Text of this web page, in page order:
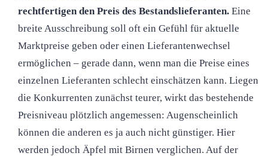
rechtfertigen den Preis des Bestandslieferanten. Eine
breite Ausschreibung soll oft ein Gefühl für aktuelle
Marktpreise geben oder einen Lieferantenwechsel
ermöglichen – gerade dann, wenn man die Preise eines
einzelnen Lieferanten schlecht einschätzen kann. Liegen
die Konkurrenten zunächst teurer, wirkt das bestehende
Preisniveau plötzlich angemessen: Augenscheinlich
können die anderen es ja auch nicht günstiger. Hier
werden jedoch Äpfel mit Birnen verglichen. Auf der